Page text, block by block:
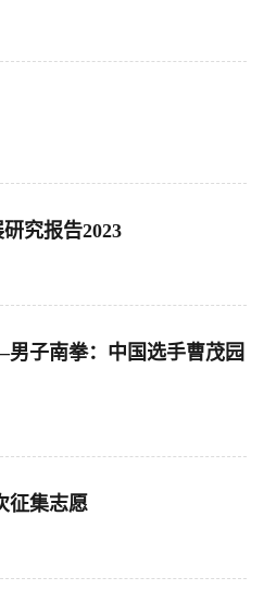
究报告2023
子南拳：中国选手曹茂园
征集志愿